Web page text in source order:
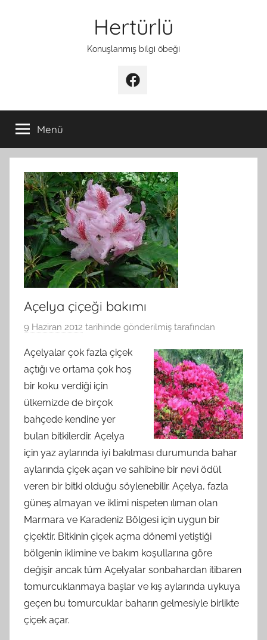
Hertürlü
Konuşlanmış bilgi öbeği
Facebook
Menü
Açelya çiçeği bakımı
9 Haziran 2012 tarihinde gönderilmiş tarafından
Açelyalar çok fazla çiçek
açtığı ve ortama çok hoş
bir koku verdiği için
ülkemizde de birçok
bahçede kendine yer
bulan bitkilerdir. Açelya
için yaz aylarında iyi bakılması durumunda bahar
aylarında çiçek açan ve sahibine bir nevi ödül
veren bir bitki olduğu söylenebilir. Açelya, fazla
güneş almayan ve iklimi nispeten ılıman olan
Marmara ve Karadeniz Bölgesi için uygun bir
çiçektir. Bitkinin çiçek açma dönemi yetiştiği
bölgenin iklimine ve bakım koşullarına göre
değişir ancak tüm Açelyalar sonbahardan itibaren
tomurcuklanmaya başlar ve kış aylarında uykuya
geçen bu tomurcuklar baharın gelmesiyle birlikte
çiçek açar.